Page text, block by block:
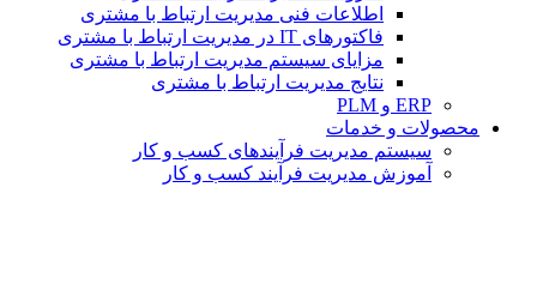
اطلاعات فنی مدیریت ارتباط با مشتری
فاکتورهای IT در مدیریت ارتباط با مشتری
مزایای سیستم مدیریت ارتباط با مشتری
نتایج مدیریت ارتباط با مشتری
ERP و PLM
محصولات و خدمات
سیستم مدیریت فرآیندهای کسب و کار
آموزش مدیریت فرآیند کسب و کار